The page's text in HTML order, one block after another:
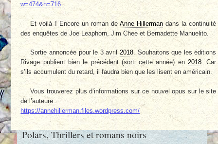
w=474&h=716
Et voilà ! Encore un roman deAnne Hillerman dans la continuité
des enquêtes de Joe Leaphorn, Jim Chee et Bernadette Manuelito.
Sortie annoncée pour le 3 avril2018. Souhaitons que les éditions
Rivage publient bien le précédent (sorti cette année) en2018. Car
s’ils accumulent du retard, il faudra bien que les lisent en américain.
Vous trouverez plus d’informations sur ce nouvel opus sur le site
de l’auteure :
https://annehillerman.files.wordpress.com/
Polars, Thrillers et romans noirs